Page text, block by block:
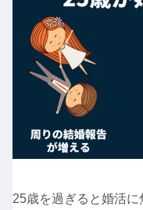
25歳を過ぎると婚活